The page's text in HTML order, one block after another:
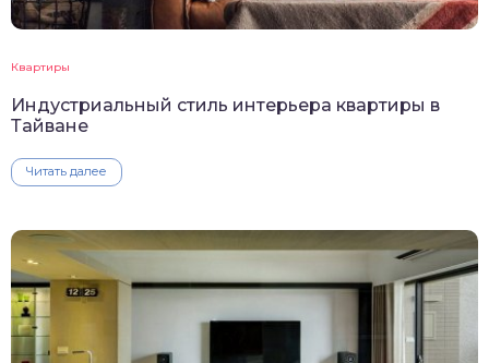
Квартиры
Индустриальный стиль интерьера квартиры в
Тайване
Читать далее